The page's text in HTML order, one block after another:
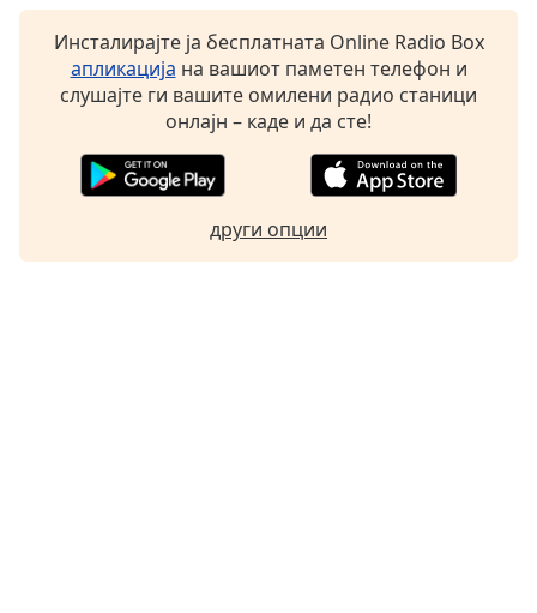
Инсталирајте ја бесплатната Online Radio Box
апликација на вашиот паметен телефон и
слушајте ги вашите омилени радио станици
онлајн – каде и да сте!
други опции